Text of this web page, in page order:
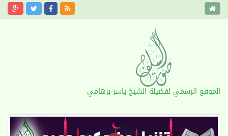
الموقع الرسمي لفضيلة الشيخ ياسر برهامي